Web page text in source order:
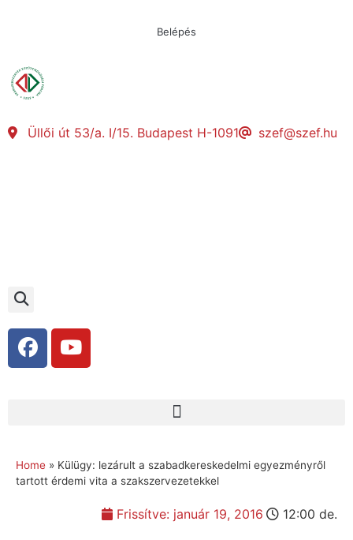
Belépés
Üllői út 53/a. I/15. Budapest H-1091 szef@szef.hu
Home » Külügy: lezárult a szabadkereskedelmi egyezményről
tartott érdemi vita a szakszervezetekkel
Frissítve: január 19, 2016 12:00 de.